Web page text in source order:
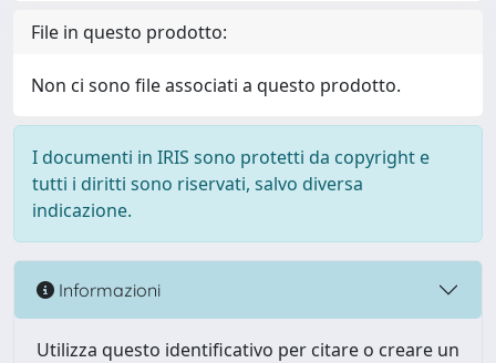
File in questo prodotto:
Non ci sono file associati a questo prodotto.
I documenti in IRIS sono protetti da copyright e
tutti i diritti sono riservati, salvo diversa
indicazione.
Informazioni
Utilizza questo identificativo per citare o creare un